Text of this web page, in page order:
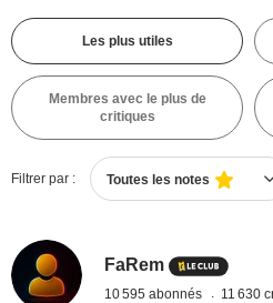
Les plus utiles
Membres avec le plus de
critiques
Filtrer par : Toutes les notes
FaRem
10 595 abonnés 11 630